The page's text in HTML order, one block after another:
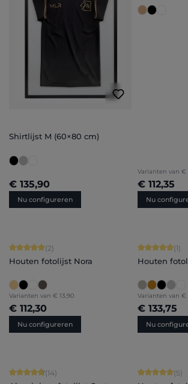
Shirtlijst M (60×80 cm)
€ 135,90
Nu configureren
Varianten van €
€ 112,35
Nu
Gemiddelde waardering van 5 van 5 sterren
(2)
Houten fotolijst Nora
Varianten van € 13,90
€ 112,30
Nu configureren
Gemiddelde
(1)
Houten
Varianten van €
€ 133,75
Nu
Gemiddelde waardering van 4.86 van 5 sterren
(14)
Gemiddelde
(5)